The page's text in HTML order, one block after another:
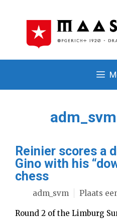
adm_svm
Reinier scores a
Gino with his
chess
adm_svm Plaats
Round 2 of the Limburg